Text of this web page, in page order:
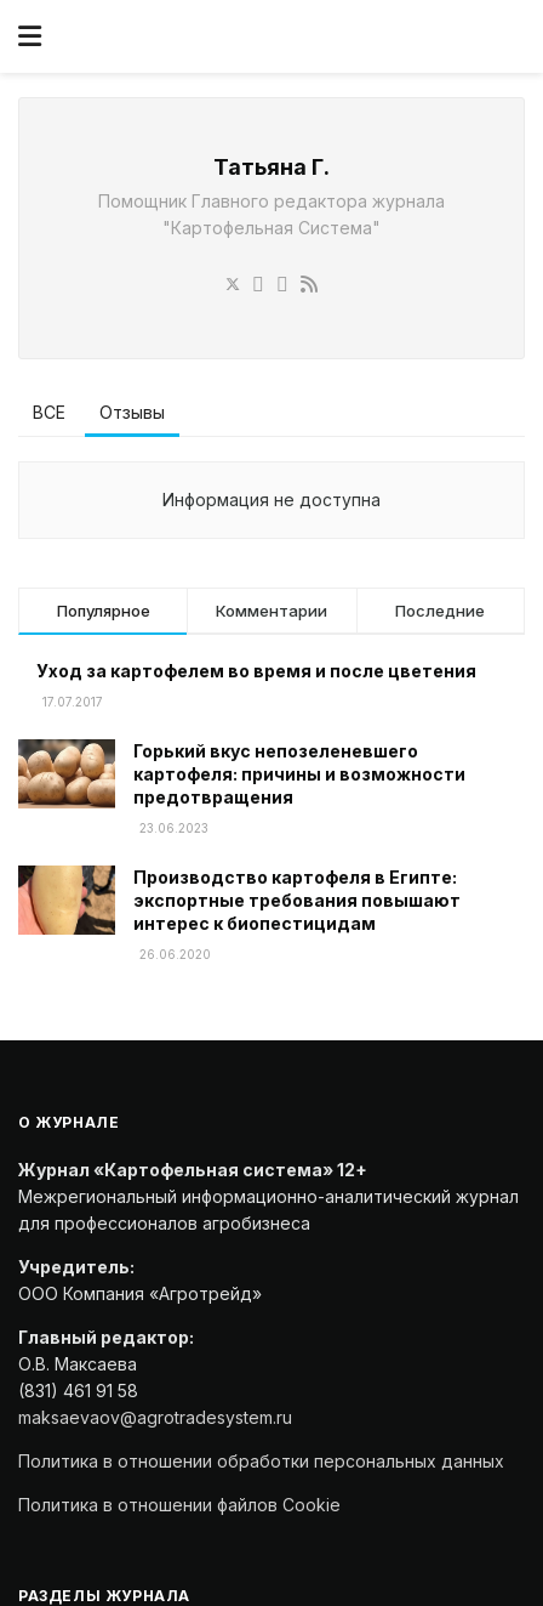
Татьяна Г.
Помощник Главного редактора журнала
"Картофельная Система"
ВСЕ Отзывы
Информация не доступна
Популярное Комментарии Последние
Уход за картофелем во время и после цветения
17.07.2017
Горький вкус непозеленевшего
картофеля: причины и возможности
предотвращения
23.06.2023
Производство картофеля в Египте:
экспортные требования повышают
интерес к биопестицидам
26.06.2020
О ЖУРНАЛЕ
Журнал «Картофельная система» 12+
Межрегиональный информационно-аналитический журнал
для профессионалов агробизнеса
Учредитель:
ООО Компания «Агротрейд»
Главный редактор:
О.В. Максаева
(831) 461 91 58
maksaevaov@agrotradesystem.ru
Политика в отношении обработки персональных данных
Политика в отношении файлов Cookie
РАЗДЕЛЫ ЖУРНАЛА